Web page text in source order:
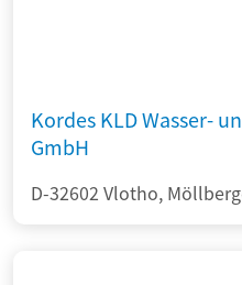
Kordes KLD Wasser-
GmbH
D-32602 Vlotho,